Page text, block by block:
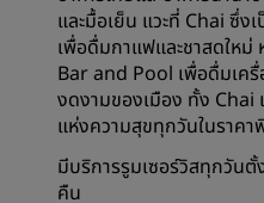
และมื้อเย็น แวะที่ Chai ซึ่
เพื่อดื่มกาแฟและชาสดให
Bar and Pool เพื่อดื่มเค
งดงามของเมือง ทั้ง Chai
แห่งความสุขทุกวันในราคา
มีบริการรูมเซอร์วิสทุกวันตั้
คืน